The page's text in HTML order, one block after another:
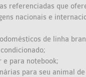
referenciadas que
nacionais e
de linha
para notebook;
para seu animal